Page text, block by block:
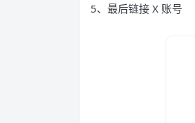
5、最后链接 X 账号